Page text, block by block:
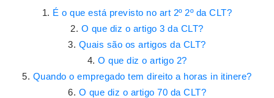
É o que está previsto no art 2º 2º da CLT?
O que diz o artigo 3 da CLT?
Quais são os artigos da CLT?
O que diz o artigo 2?
Quando o empregado tem direito a horas in itinere?
O que diz o artigo 70 da CLT?